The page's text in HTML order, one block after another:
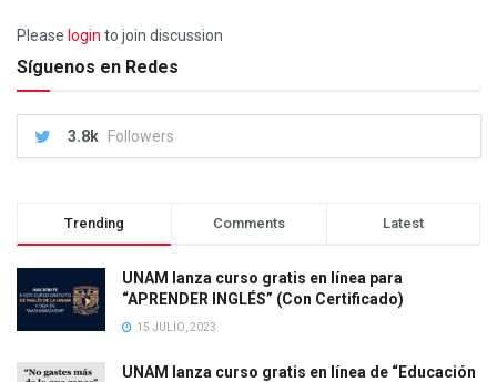
Please login to join discussion
Síguenos en Redes
3.8k Followers
Trending Comments Latest
UNAM lanza curso gratis en línea para
“APRENDER INGLÉS” (Con Certificado)
15 JULIO, 2023
UNAM lanza curso gratis en línea de “Educación